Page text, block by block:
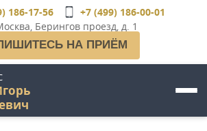
186-17-56
+7 (499) 186-00-01
Берингов проезд, д. 1
НА ПРИЁМ